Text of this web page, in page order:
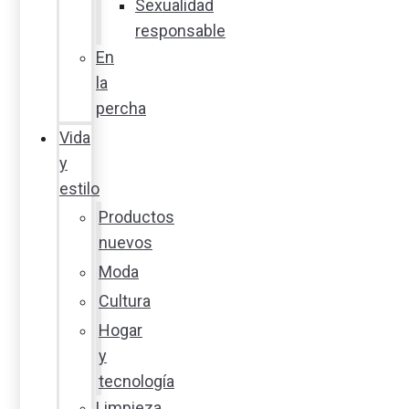
Sexualidad
responsable
En
la
percha
Vida
y
estilo
Productos
nuevos
Moda
Cultura
Hogar
y
tecnología